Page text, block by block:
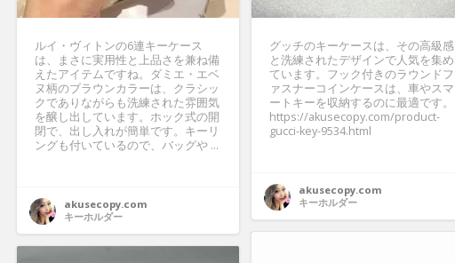
ルイ・ヴィトンの6連キーケース
は、まさに実用性と上品さを兼ね備
えたアイテムですね。ダミエ・エベ
ヌ柄のブラウンカラーは、クラシッ
クでありながらも洗練された雰囲気
を醸し出しています。ホック式の開
閉で、出し入れが簡単です。キーリ
ングも付いているので、バッグや ...
akusecopy.com
キーホルダー
グッチのキーケースは、その高級感
と洗練されたデザインで人気を集め
ています。フック付きのラウンドフ
ァスナーコインケースは、車やスマ
ートキーを収納するのに最適です。
https://akusecopy.com/product-
gucci-key-9534.html
akusecopy.com
キーホルダー